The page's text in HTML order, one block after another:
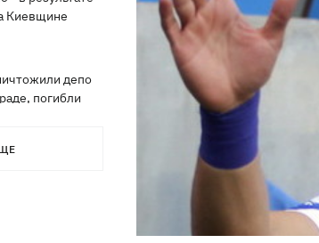
Киевщине
депо
погибли